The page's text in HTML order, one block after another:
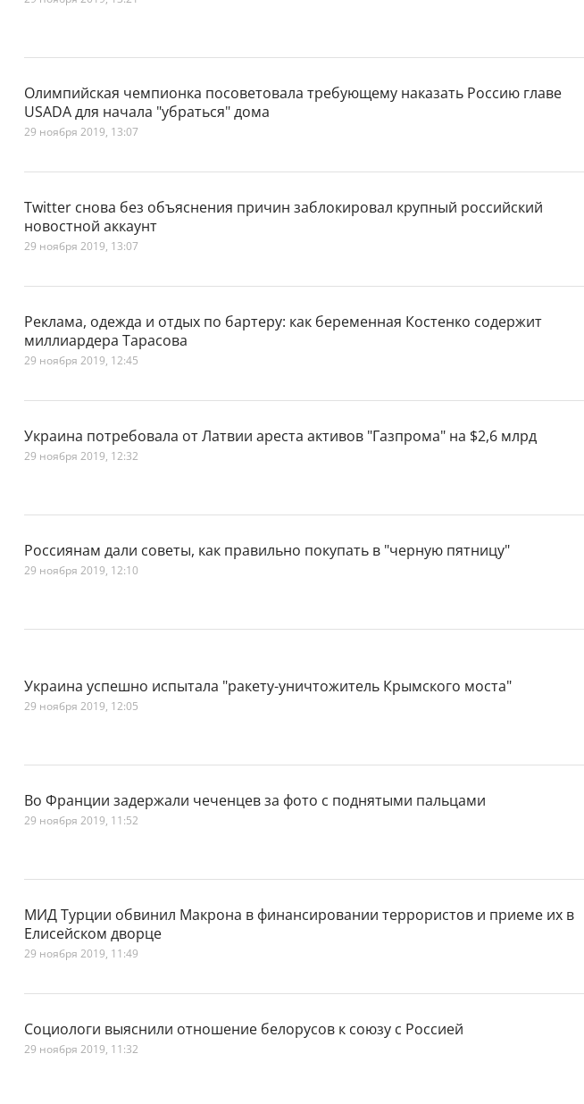
Олимпийская чемпионка посоветовала требующему наказать Россию главе
USADA для начала "убраться" дома
29 ноября 2019, 13:07
Twitter снова без объяснения причин заблокировал крупный российский
новостной аккаунт
29 ноября 2019, 13:07
Реклама, одежда и отдых по бартеру: как беременная Костенко содержит
миллиардера Тарасова
29 ноября 2019, 12:45
Украина потребовала от Латвии ареста активов "Газпрома" на $2,6 млрд
29 ноября 2019, 12:32
Россиянам дали советы, как правильно покупать в "черную пятницу"
29 ноября 2019, 12:10
Украина успешно испытала "ракету-уничтожитель Крымского моста"
29 ноября 2019, 12:05
Во Франции задержали чеченцев за фото с поднятыми пальцами
29 ноября 2019, 11:52
МИД Турции обвинил Макрона в финансировании террористов и приеме их в
Елисейском дворце
29 ноября 2019, 11:49
Социологи выяснили отношение белорусов к союзу с Россией
29 ноября 2019, 11:32